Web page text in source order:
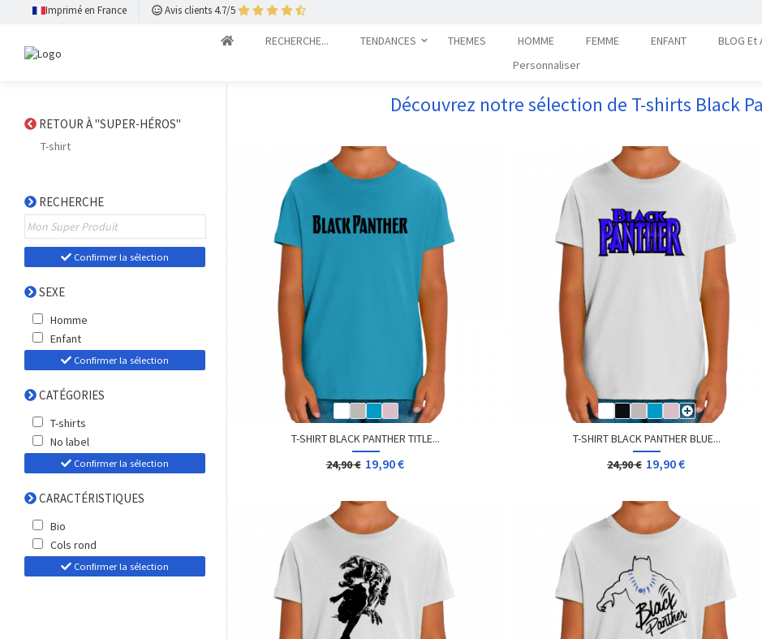
Imprimé en France Avis clients 4.7/5
RECHERCHE... TENDANCES THEMES HOMME FEMME ENFANT BLOG
Personnaliser
RETOUR À "SUPER-HÉROS"
T-shirt
RECHERCHE
Confirmer la sélection
SEXE
Homme
Enfant
Confirmer la sélection
CATÉGORIES
T-shirts
No label
Confirmer la sélection
CARACTÉRISTIQUES
Bio
Cols rond
Confirmer la sélection
Découvrez notre sélection de T-shirts Black
T-SHIRT BLACK PANTHER TITLE...
24,90 € 19,90 €
T-SHIRT BLACK PANTHER BLUE...
24,90 € 19,90 €